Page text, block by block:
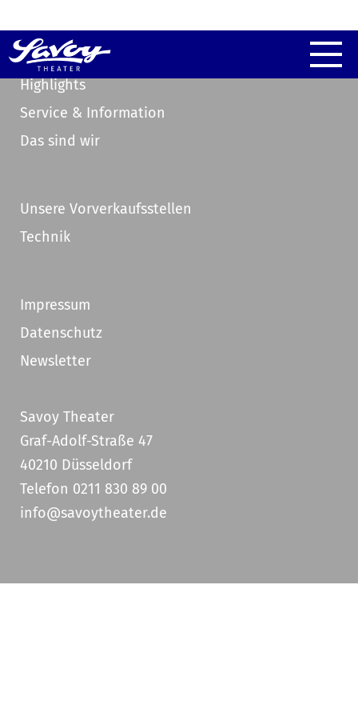
Highlights
Service & Information
Das sind wir
Unsere Vorverkaufsstellen
Technik
Impressum
Datenschutz
Newsletter
Savoy Theater
Graf-Adolf-Straße 47
40210 Düsseldorf
Telefon 0211 830 89 00
info@savoytheater.de